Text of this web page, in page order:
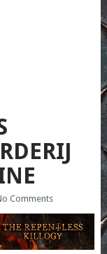
Comments